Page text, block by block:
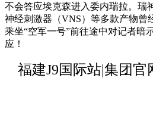
不会答应埃克森进入委内瑞拉。瑞
神经刺激器（VNS）等多款产物曾
乘坐“空军一号”前往途中对记者暗
应！
福建J9国际站|集团